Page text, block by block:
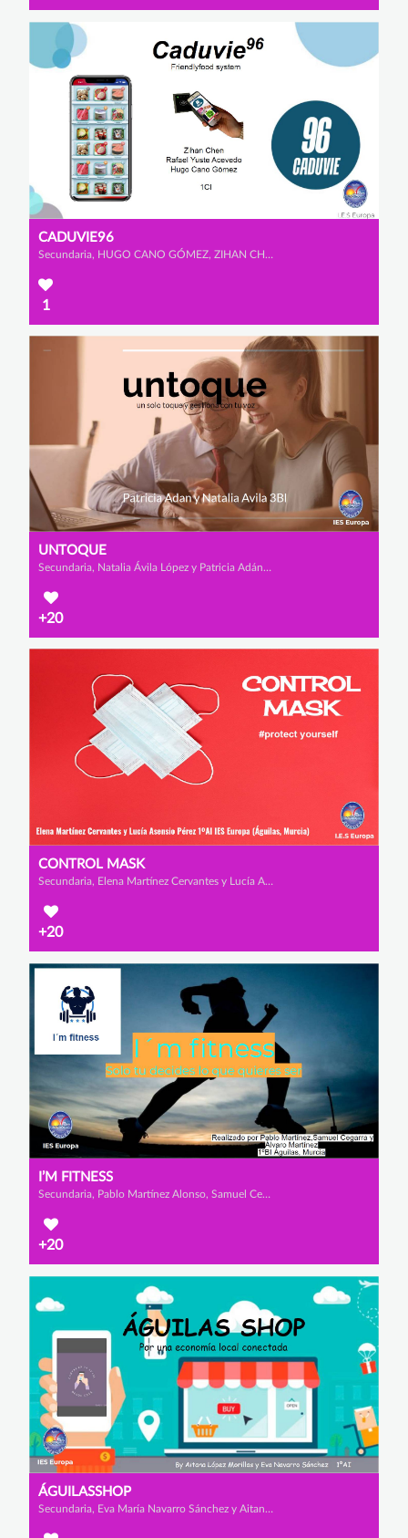
CADUVIE96
Secundaria, HUGO CANO GÓMEZ, ZIHAN CHEN y RAFAEL YUSTE ACEVEDO
1
UNTOQUE
Secundaria, Natalia Ávila López y Patricia Adán Sánchez-Fortún
+20
CONTROL MASK
Secundaria, Elena Martínez Cervantes y Lucía Asensio Pérez
+20
I’M FITNESS
Secundaria, Pablo Martínez Alonso, Samuel Cegarrarra Vargas y Álvaro Martínez
+20
ÁGUILASSHOP
Secundaria, Eva María Navarro Sánchez y Aitana López Morillas